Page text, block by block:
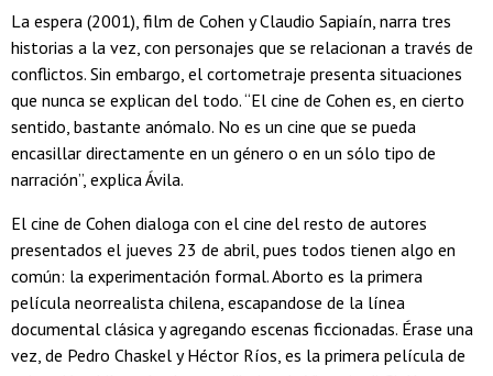
La espera (2001), film de Cohen y Claudio Sapiaín, narra tres
historias a la vez, con personajes que se relacionan a través de
conflictos. Sin embargo, el cortometraje presenta situaciones
que nunca se explican del todo. “El cine de Cohen es, en cierto
sentido, bastante anómalo. No es un cine que se pueda
encasillar directamente en un género o en un sólo tipo de
narración”, explica Ávila.
El cine de Cohen dialoga con el cine del resto de autores
presentados el jueves 23 de abril, pues todos tienen algo en
común: la experimentación formal. Aborto es la primera
película neorrealista chilena, escapandose de la línea
documental clásica y agregando escenas ficcionadas. Érase una
vez, de Pedro Chaskel y Héctor Ríos, es la primera película de